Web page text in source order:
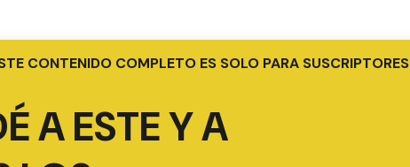
CONTENIDO COMPLETO ES SOLO PARA SUSCRIPTORES
A ESTE Y A